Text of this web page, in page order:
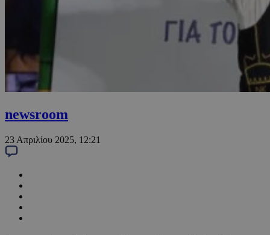
newsroom
23 Απριλίου 2025, 12:21